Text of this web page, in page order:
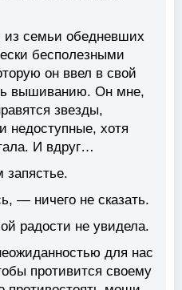
из семьи обедневших
бесполезными
он ввел в свой
вышиванию. Он мне,
звезды,
недоступные, хотя
И вдруг…
запястье.
— ничего не сказать.
радости не увидела.
для нас
противится своему